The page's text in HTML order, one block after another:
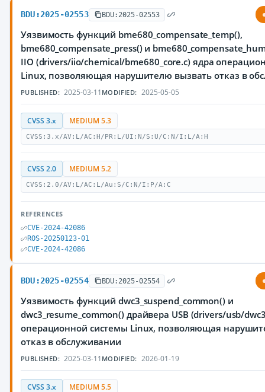
BDU:2025-02553 BDU:2025-02553
Уязвимость функций bme680_compensate_temp(),
bme680_compensate_press() и
IIO (drivers/iio/chemical/bme680_core.c) ядра
Linux, позволяющая нарушителю вызвать отказ в
PUBLISHED: 2025-03-11 MODIFIED: 2025-05-05
CVSS 3.x MEDIUM 5.3
CVSS:3.x/AV:L/AC:H/PR:L/UI:N/S:U/C:N/I:L/A:H
CVSS 2.0 MEDIUM 5.2
CVSS:2.0/AV:L/AC:L/Au:S/C:N/I:P/A:C
REFERENCES
CVE-2024-42086
ROS-20250123-01
CVE-2024-42086
BDU:2025-02554 BDU:2025-02554
Уязвимость функций dwc3_suspend_common() и
dwc3_resume_common() драйвера USB (drivers/usb/
операционной системы Linux, позволяющая
отказ в обслуживании
PUBLISHED: 2025-03-11 MODIFIED: 2026-01-19
CVSS 3.x MEDIUM 5.5